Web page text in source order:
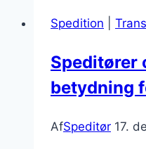
Spedition
Speditører
betydning
AfSpeditør 17.